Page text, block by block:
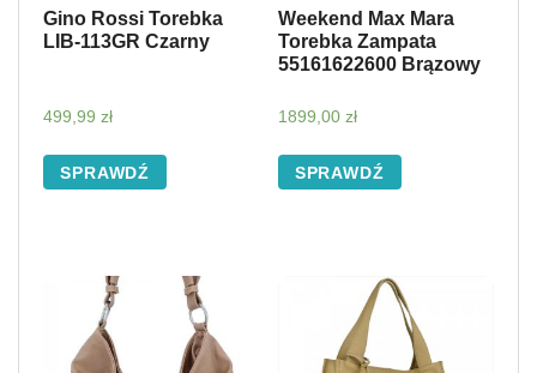
Gino Rossi Torebka
LIB-113GR Czarny
499,99 zł
SPRAWDŹ
Weekend Max Mara
Torebka Zampata
55161622600 Brązowy
1899,00 zł
SPRAWDŹ